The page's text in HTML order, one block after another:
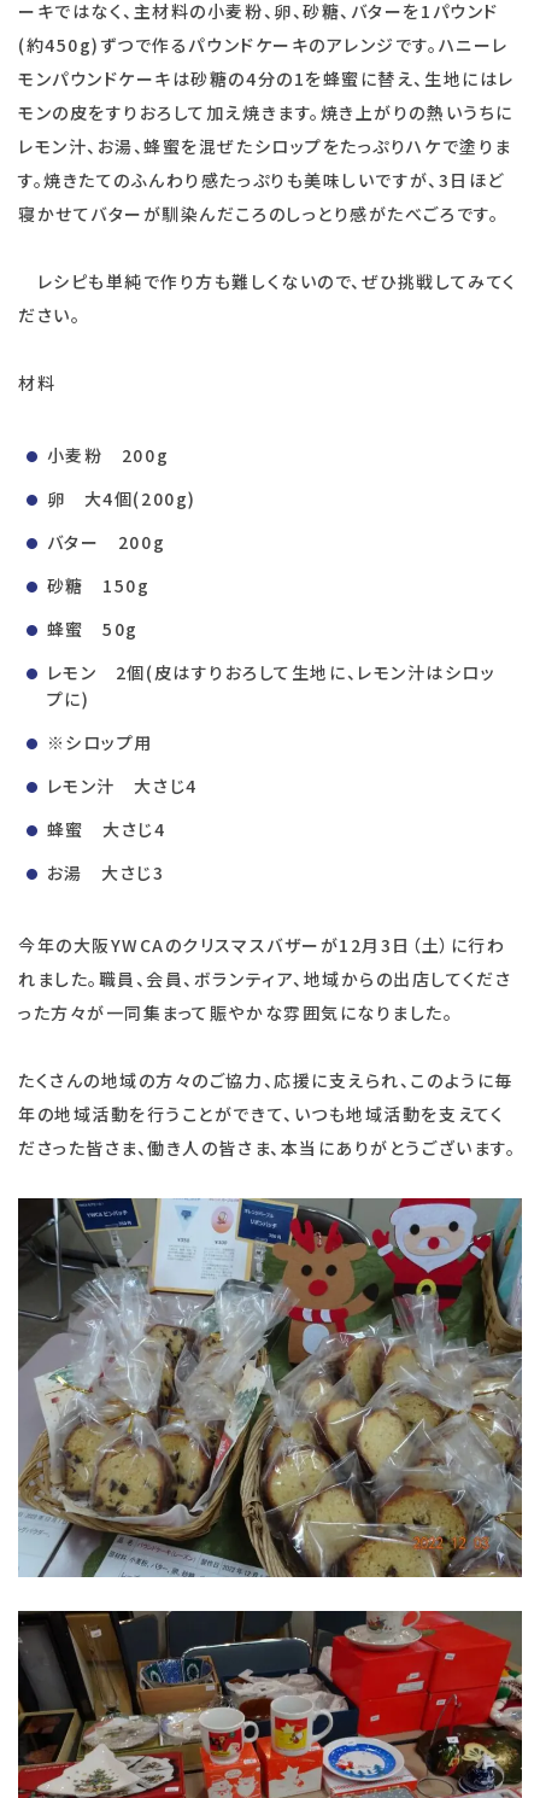
ーキではなく、主材料の小麦粉、卵、砂糖、バターを1パウンド
(約450g)ずつで作るパウンドケーキのアレンジです。ハニーレ
モンパウンドケーキは砂糖の4分の1を蜂蜜に替え、生地にはレ
モンの皮をすりおろして加え焼きます。焼き上がりの熱いうちに
レモン汁、お湯、蜂蜜を混ぜたシロップをたっぷりハケで塗りま
す。焼きたてのふんわり感たっぷりも美味しいですが、3日ほど
寝かせてバターが馴染んだころのしっとり感がたべごろです。
レシピも単純で作り方も難しくないので、ぜひ挑戦してみてく
ださい。
材料
小麦粉 200g
卵 大4個(200g)
バター 200g
砂糖 150g
蜂蜜 50g
レモン 2個(皮はすりおろして生地に、レモン汁はシロッ
プに)
※シロップ用
レモン汁 大さじ4
蜂蜜 大さじ4
お湯 大さじ3
今年の大阪YWCAのクリスマスバザーが12月3日（土）に行わ
れました。職員、会員、ボランティア、地域からの出店してくださ
った方々が一同集まって賑やかな雰囲気になりました。
たくさんの地域の方々のご協力、応援に支えられ、このように毎
年の地域活動を行うことができて、いつも地域活動を支えてく
ださった皆さま、働き人の皆さま、本当にありがとうございます。